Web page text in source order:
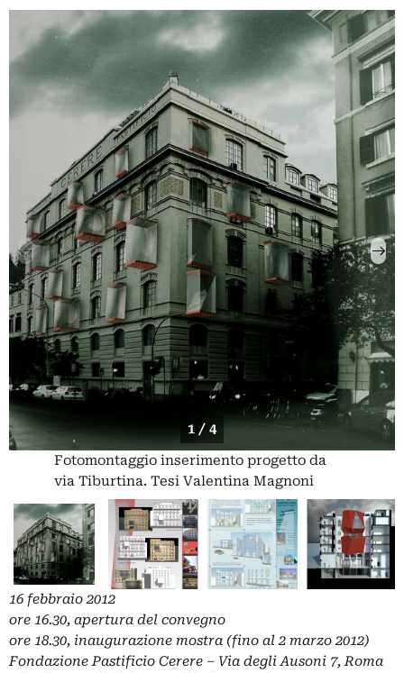
1 / 4
Fotomontaggio inserimento progetto da
via Tiburtina. Tesi Valentina Magnoni
16 febbraio 2012
ore 16.30, apertura del convegno
ore 18.30, inaugurazione mostra (fino al 2 marzo 2012)
Fondazione Pastificio Cerere – Via degli Ausoni 7, Roma